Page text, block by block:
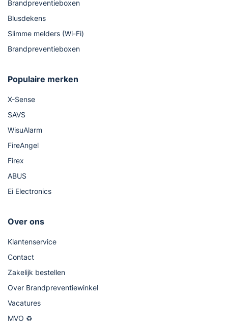
Brandpreventieboxen
Blusdekens
Slimme melders (Wi-Fi)
Brandpreventieboxen
Populaire merken
X-Sense
SAVS
WisuAlarm
FireAngel
Firex
ABUS
Ei Electronics
Over ons
Klantenservice
Contact
Zakelijk bestellen
Over Brandpreventiewinkel
Vacatures
MVO ♻